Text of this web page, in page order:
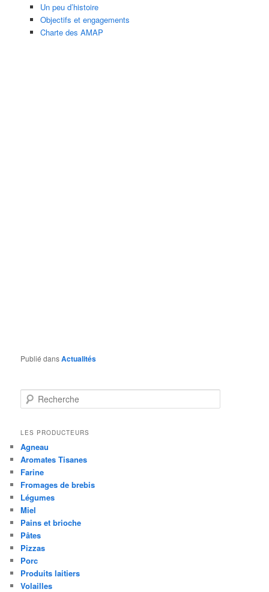
Un peu d’histoire
Objectifs et engagements
Charte des AMAP
Publié dansActualités
e
h
r
c
h
e
LES PRODUCTEURS
Agneau
Aromates Tisanes
Farine
Fromages de brebis
Légumes
Miel
Pains et brioche
Pâtes
Pizzas
Porc
Produits laitiers
Volailles